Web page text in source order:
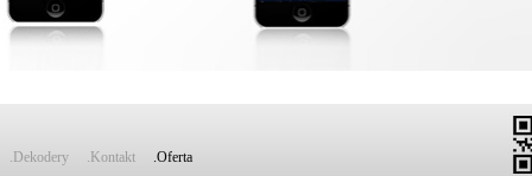
.Dekodery .Kontakt .Oferta